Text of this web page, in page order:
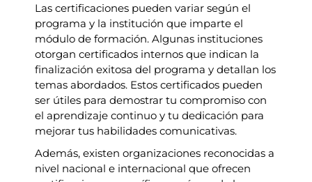
Las certificaciones pueden variar según el
programa y la institución que imparte el
módulo de formación. Algunas instituciones
otorgan certificados internos que indican la
finalización exitosa del programa y detallan los
temas abordados. Estos certificados pueden
ser útiles para demostrar tu compromiso con
el aprendizaje continuo y tu dedicación para
mejorar tus habilidades comunicativas.
Además, existen organizaciones reconocidas a
nivel nacional e internacional que ofrecen